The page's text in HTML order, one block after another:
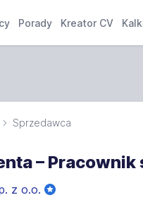
Porady Kreator CV
Sprzedawca
– Pracownik
z o.o.